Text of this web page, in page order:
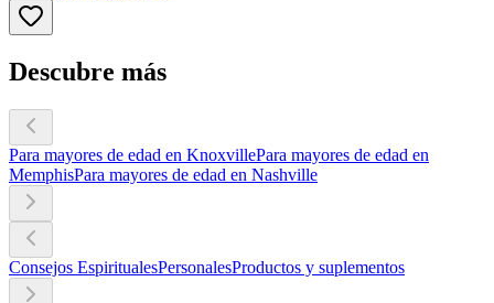
Descubre más
Para mayores de edad en KnoxvillePara mayores de edad en
MemphisPara mayores de edad en Nashville
Consejos EspiritualesPersonalesProductos y suplementos